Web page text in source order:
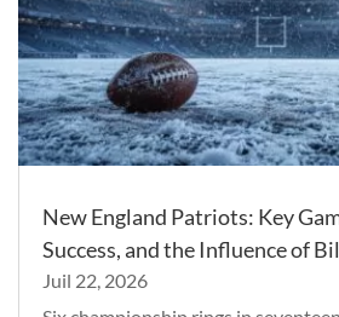
New England Patriots: Key
Success, and the Influence of
Juil 22, 2026